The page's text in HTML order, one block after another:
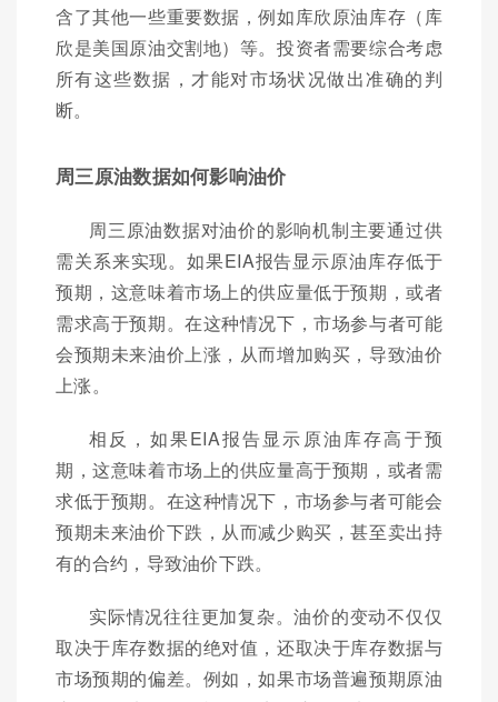
含了其他一些重要数据，例如库欣原油库存（库
欣是美国原油交割地）等。投资者需要综合考虑
所有这些数据，才能对市场状况做出准确的判
断。
周三原油数据如何影响油价
周三原油数据对油价的影响机制主要通过供
需关系来实现。如果EIA报告显示原油库存低于
预期，这意味着市场上的供应量低于预期，或者
需求高于预期。在这种情况下，市场参与者可能
会预期未来油价上涨，从而增加购买，导致油价
上涨。
相反，如果EIA报告显示原油库存高于预
期，这意味着市场上的供应量高于预期，或者需
求低于预期。在这种情况下，市场参与者可能会
预期未来油价下跌，从而减少购买，甚至卖出持
有的合约，导致油价下跌。
实际情况往往更加复杂。油价的变动不仅仅
取决于库存数据的绝对值，还取决于库存数据与
市场预期的偏差。例如，如果市场普遍预期原油